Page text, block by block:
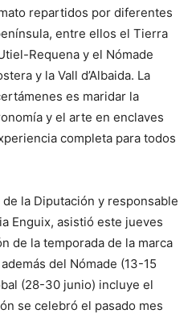
repartidos por diferentes
entre ellos el Tierra
Requena y el Nómade
y la Vall d’Albaida. La
es maridar la
y el arte en enclaves
completa para todos
la Diputación y responsable
Enguix, asistió este jueves
de la temporada de la marca
del Nómade (13-15
(28-30 junio) incluye el
se celebró el pasado mes